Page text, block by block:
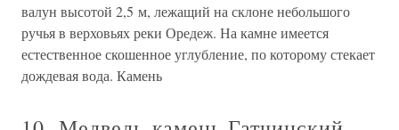
валун высотой 2,5 м, лежащий на склоне небольшого
ручья в верховьях реки Оредеж. На камне имеется
естественное скошенное углубление, по которому стекает
дождевая вода. Камень